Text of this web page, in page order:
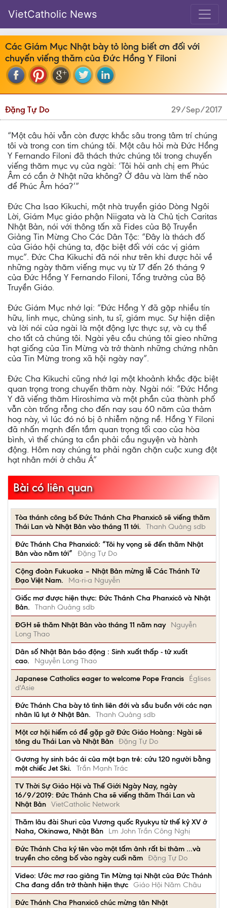
VietCatholic News
Các Giám Mục Nhật bày tỏ lòng biết ơn đối với
chuyến viếng thăm của Đức Hồng Y Filoni
Đặng Tự Do 29/Sep/2017
“Một câu hỏi vẫn còn được khắc sâu trong tâm trí chúng
tôi và trong con tim chúng tôi. Một câu hỏi mà Đức Hồng
Y Fernando Filoni đã thách thức chúng tôi trong chuyến
viếng thăm mục vụ của ngài: ‘Tôi hỏi anh chị em Phúc
Âm có cần ở Nhật nữa không? Ở đâu và làm thế nào
để Phúc Âm hóa?’”
Đức Cha Isao Kikuchi, một nhà truyền giáo Dòng Ngôi
Lời, Giám Mục giáo phận Niigata và là Chủ tịch Caritas
Nhật Bản, nói với thông tấn xã Fides của Bộ Truyền
Giảng Tin Mừng Cho Các Dân Tộc: “Đây là thách đố
của Giáo hội chúng ta, đặc biệt đối với các vị giám
mục”. Đức Cha Kikuchi đã nói như trên khi được hỏi về
những ngày thăm viếng mục vụ từ 17 đến 26 tháng 9
của Đức Hồng Y Fernando Filoni, Tổng trưởng của Bộ
Truyền Giáo.
Đức Giám Mục nhớ lại: “Đức Hồng Y đã gặp nhiều tín
hữu, linh mục, chủng sinh, tu sĩ, giám mục. Sự hiện diện
và lời nói của ngài là một động lực thực sự, và cụ thể
cho tất cả chúng tôi. Ngài yêu cầu chúng tôi gieo những
hạt giống của Tin Mừng và trở thành những chứng nhân
của Tin Mừng trong xã hội ngày nay”.
Đức Cha Kikuchi cũng nhớ lại một khoảnh khắc đặc biệt
quan trọng trong chuyến thăm này. Ngài nói: “Đức Hồng
Y đã viếng thăm Hiroshima và một phần của thành phố
vẫn còn trống rỗng cho đến nay sau 60 năm của thảm
hoạ này, vì lúc đó nó bị ô nhiễm nặng nề. Hồng Y Filoni
đã nhấn mạnh đến tầm quan trọng tối cao của hòa
bình, vì thế chúng ta cần phải cầu nguyện và hành
động. Hôm nay chúng ta phải ngăn chặn cuộc xung đột
hạt nhân mới ở châu Á”
Bài có liên quan
Tòa thánh công bố Đức Thánh Cha Phanxicô sẽ viếng thăm
Thái Lan và Nhật Bản vào tháng 11 tới.
Thanh Quảng sdb
Đức Thánh Cha Phanxicô: “Tôi hy vọng sẽ đến thăm Nhật
Bản vào năm tới”
Đặng Tự Do
Cộng đoàn Fukuoka – Nhật Bản mừng lễ Các Thánh Tử
Đạo Việt Nam.
Ma-ri-a Nguyễn
Giấc mơ được hiện thực: Đức Thánh Cha Phanxicô và Nhật
Bản.
Thanh Quảng sdb
ĐGH sẽ thăm Nhật Bản vào tháng 11 năm nay
Nguyễn
Long Thao
Dân số Nhật Bản báo động : Sinh xuất thấp - tử xuất
cao.
Nguyễn Long Thao
Japanese Catholics eager to welcome Pope Francis
Églises
d'Asie
Đức Thánh Cha bày tỏ tình liên đới và sầu buồn với các nạn
nhân lũ lụt ở Nhật Bản.
Thanh Quảng sdb
Một cơ hội hiếm có để gặp gỡ Đức Giáo Hoàng: Ngài sẽ
tông du Thái Lan và Nhật Bản Đặng Tự Do
Gương hy sinh bác ái của một bạn trẻ: cứu 120 người bằng
một chiếc Jet Ski.
Trần Mạnh Trác
TV Thời Sự Giáo Hội và Thế Giới Ngày Nay, ngày
16/9/2019: Đức Thánh Cha sẽ viếng thăm Thái Lan và
Nhật Bản VietCatholic Network
Thăm lâu đài Shuri của Vương quốc Ryukyu từ thế kỷ XV ở
Naha, Okinawa, Nhật Bản
Lm John Trần Công Nghị
Đức Thánh Cha ký tên vào một tấm ảnh rất bi thảm …và
truyền cho công bố vào ngày cuối năm Đặng Tự Do
Video: Ước mơ rao giảng Tin Mừng tại Nhật của Đức Thánh
Cha đang dần trở thành hiện thực Giáo Hội Năm Châu
Đức Thánh Cha Phanxicô chúc mừng tân Nhật